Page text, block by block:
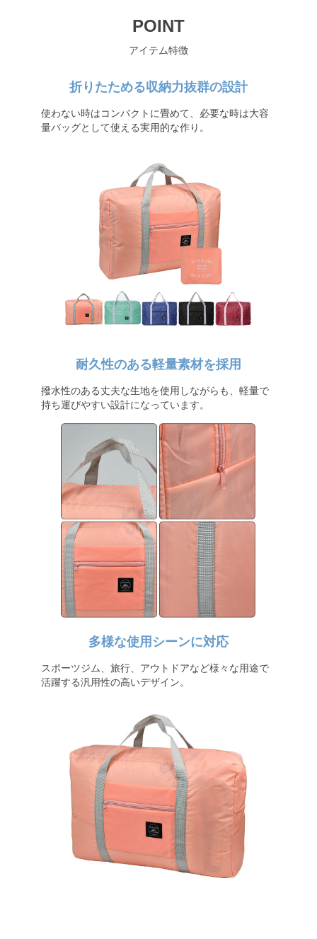
POINT
アイテム特徴
折りたためる収納力抜群の設計
使わない時はコンパクトに畳めて、必要な時は大容
量バッグとして使える実用的な作り。
耐久性のある軽量素材を採用
撥水性のある丈夫な生地を使用しながらも、軽量で
持ち運びやすい設計になっています。
多様な使用シーンに対応
スポーツジム、旅行、アウトドアなど様々な用途で
活躍する汎用性の高いデザイン。